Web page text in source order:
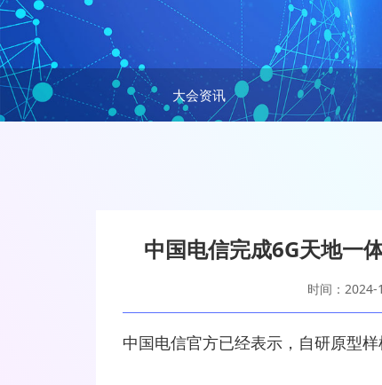
大会资讯
中国电信完成6G天地一
时间：2024-
中国电信官方已经表示，自研原型样